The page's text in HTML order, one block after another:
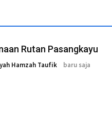
Rutan Pasangkayu
Hamzah Taufik baru saja